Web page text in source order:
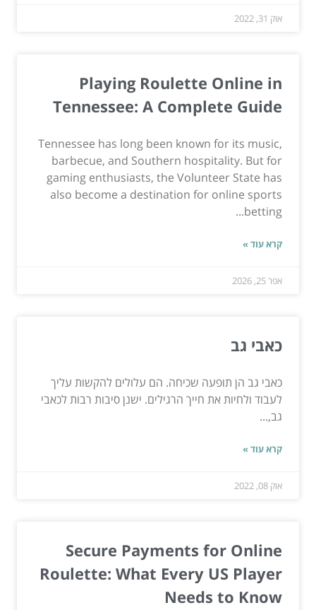
אוק 31, 2022
Playing Roulette Online in
Tennessee: A Complete Guide
Tennessee has long been known for its music,
barbecue, and Southern hospitality. But for
gaming enthusiasts, the Volunteer State has
also become a destination for online sports
betting...
קרא עוד »
אפר 25, 2026
כאבי גב
כאבי גב הן תופעה שכיחה. הם עלולים להקשות עליך
לעבוד ולחיות את חייך הרגילים. ישנן סיבות רבות לכאבי
גב,...
קרא עוד »
אוק 08, 2022
Secure Payments for Online
Roulette: What Every US Player
Needs to Know